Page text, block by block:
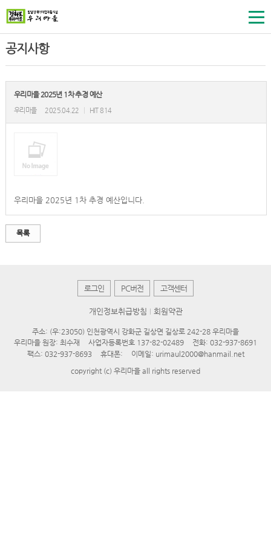
공지사항
우리마을 2025년 1차 추경 예산
우리마을 2025.04.22 HIT 814
우리마을 2025년 1차 추경 예산입니다.
목록
로그인 PC버전 고객센터
개인정보취급방침 회원약관
주소: (우:23050) 인천광역시 강화군 길상면 길상로 242-28 우리마을
우리마을 원장: 최수재
사업자등록번호 137-82-02489
전화: 032-937-8691
팩스: 032-937-8693
휴대폰:
이메일: urimaul2000@hanmail.net
copyright (c) 우리마을 all rights reserved